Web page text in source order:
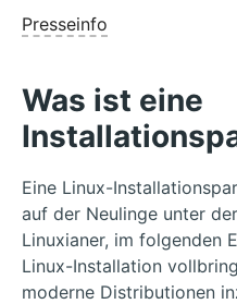
Presseinfo
Was ist eine
Eine Linux-
auf der Neulinge unter
Linuxianer, im folgenden
Linux-Installation
moderne Distributionen